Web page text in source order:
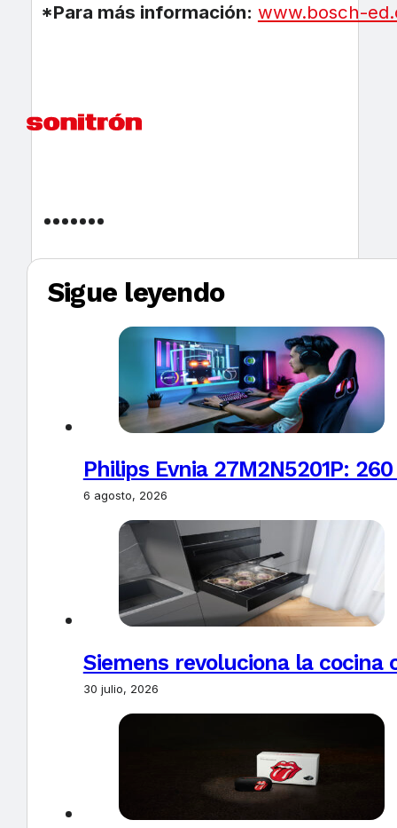
*Para más información: www.bosch-
Sigue leyendo
Philips Evnia 27M2N5201P:
6 agosto, 2026
Siemens revoluciona la
30 julio, 2026